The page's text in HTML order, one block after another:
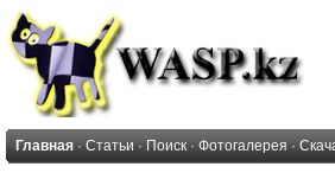
Главная · Статьи · Поиск · Фотогалерея ·